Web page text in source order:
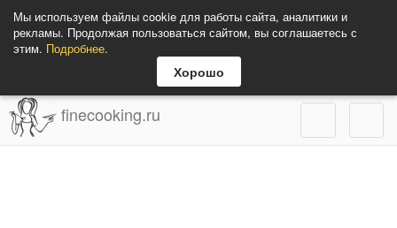
Мы используем файлы cookie для работы сайта, аналитики и
рекламы. Продолжая пользоваться сайтом, вы соглашаетесь с
этим. Подробнее.
Хорошо
finecooking.ru